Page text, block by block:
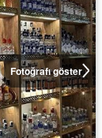
Fotoğrafı göster